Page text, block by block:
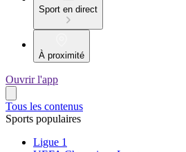
Sport en direct
À proximité
Ouvrir l'app
Tous les contenus
Sports populaires
Ligue 1